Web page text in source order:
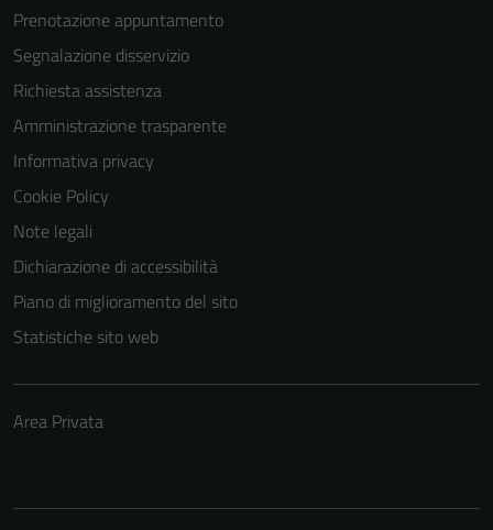
Prenotazione appuntamento
Segnalazione disservizio
Richiesta assistenza
Amministrazione trasparente
Informativa privacy
Cookie Policy
Note legali
Dichiarazione di accessibilità
Piano di miglioramento del sito
Statistiche sito web
Area Privata